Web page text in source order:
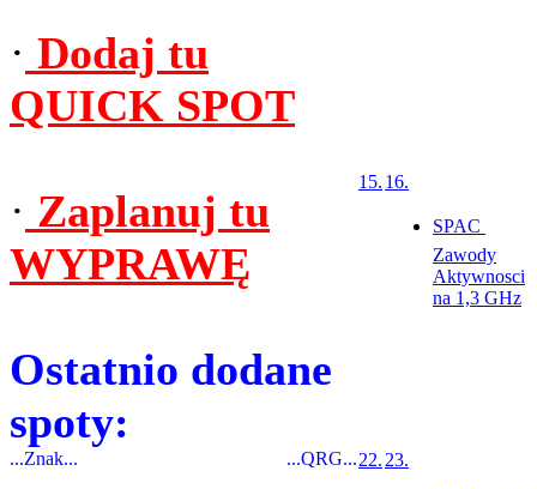
· Dodaj tu
QUICK SPOT
· Zaplanuj tu
WYPRAWĘ
Ostatnio dodane
spoty:
...Znak... ...QRG...
15. 16.
SPAC 
Zawody
Aktywnosci
na 1,3 GHz
22. 23.